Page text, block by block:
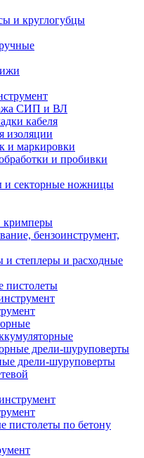
и круглогубцы
СИП и ВЛ
кабеля
изоляции
и маркировки
и пробивки
и секторные ножницы
кримперы
бензоинструмент,
степлеры и расходные
пистолеты
дрели-шуруповерты
дрели-шуруповерты
пистолеты по бетону